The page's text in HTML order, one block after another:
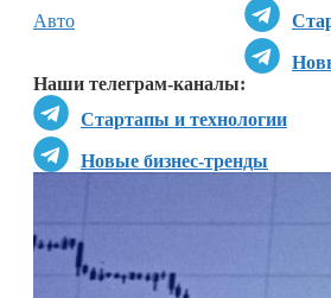
Наши телеграм-каналы:
Стартапы и технологии
Новые бизнес-тренды
Авто